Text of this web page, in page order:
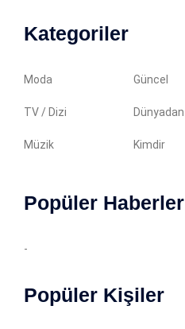
Kategoriler
Moda Güncel
TV / Dizi Dünyadan
Müzik Kimdir
Popüler Haberler
-
Popüler Kişiler